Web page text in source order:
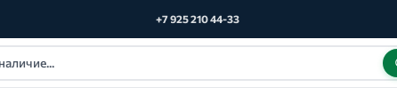
+7 925 210 44-33